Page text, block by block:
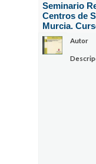
Seminario
Centros de
Murcia.
Autor